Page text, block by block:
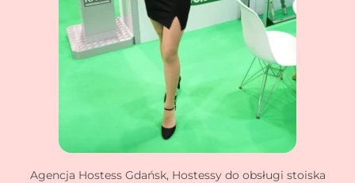
Agencja Hostess Gdańsk, Hostessy do obsługi stoiska